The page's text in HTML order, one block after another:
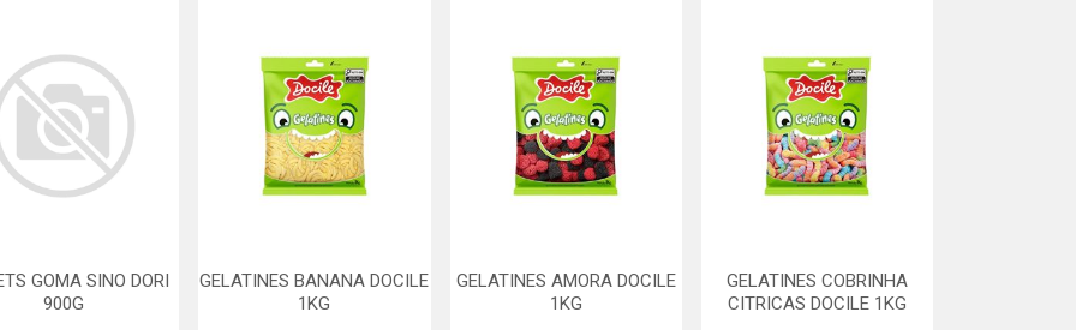
GOMA SINO DORI
900G
GELATINES BANANA DOCILE
1KG
GELATINES AMORA DOCILE
1KG
GELATINES COBRINHA
CITRICAS DOCILE 1KG